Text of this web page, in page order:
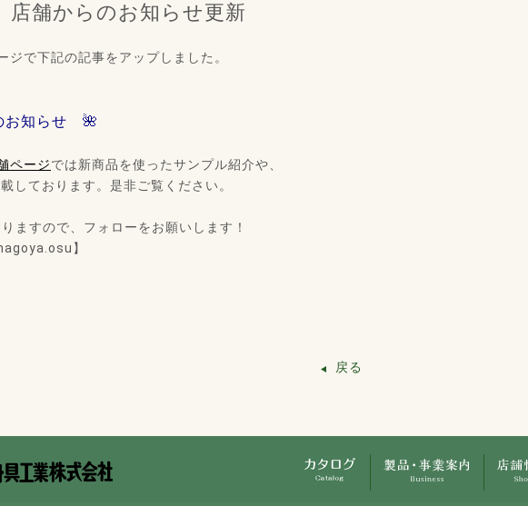
店舗からのお知らせ更新
ジで下記の記事をアップしました。
お知らせ 🌺
ページでは新商品を使ったサンプル紹介や、
しております。是非ご覧ください。
ますので、フォローをお願いします！
】
戻る